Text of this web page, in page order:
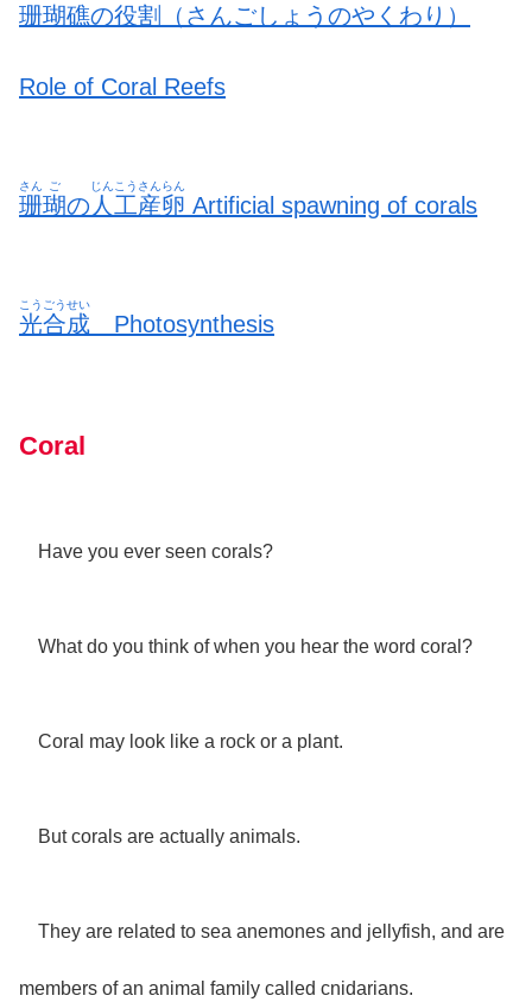
珊瑚礁の役割（さんごしょうのやくわり）
Role of Coral Reefs
珊
さん
瑚
ご
の 人工
じんこう
産卵
さんらん
Artificial spawning of corals
光合成
こうごうせい
Photosynthesis
Coral
Have you ever seen corals?
What do you think of when you hear the word coral?
Coral may look like a rock or a plant.
But corals are actually animals.
They are related to sea anemones and jellyfish, and are
members of an animal family called cnidarians.